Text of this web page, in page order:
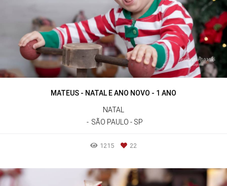
MATEUS - NATAL E ANO NOVO - 1 ANO
NATAL
SÃO PAULO - SP
1215 22